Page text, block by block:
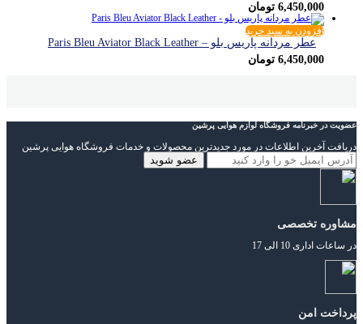
6,450,000 تومان
افزودن به سبد خرید
عطر مردانه پاریس بلو – Paris Bleu Aviator Black Leather
6,450,000 تومان
عضویت در خبرنامه فروشگاه لوازم هوایی پرشین
دریافت آخرین اطلاعات در مورد جدیدترین محصولات و خدمات فروشگاه هوایی پرشین
مشاوره تخصصی
در ساعات اداری 10 الی 17
پرداخت امن